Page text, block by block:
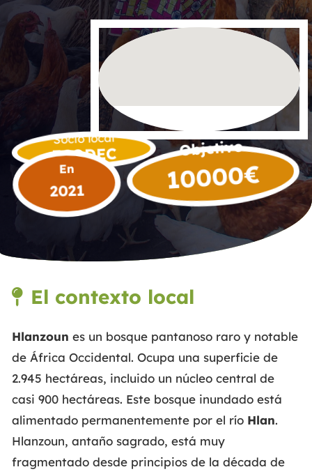
Socio local
ECODEC Objetivo
10000€
En
2021
El contexto local
Hlanzoun es un bosque pantanoso raro y notable
de África Occidental. Ocupa una superficie de
2.945 hectáreas, incluido un núcleo central de
casi 900 hectáreas. Este bosque inundado está
alimentado permanentemente por el río Hlan.
Hlanzoun, antaño sagrado, está muy
fragmentado desde principios de la década de